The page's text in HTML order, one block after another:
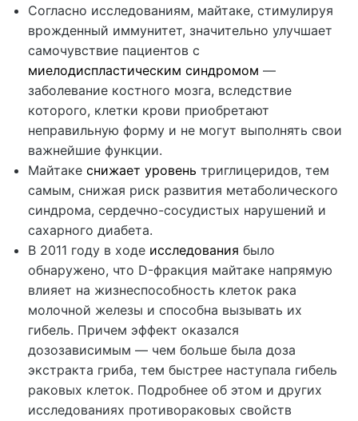
Согласно исследованиям, майтаке, стимулируя
врожденный иммунитет, значительно улучшает
самочувствие пациентов с
миелодиспластическим синдромом —
заболевание костного мозга, вследствие
которого, клетки крови приобретают
неправильную форму и не могут выполнять свои
важнейшие функции.
Майтаке снижает уровень триглицеридов, тем
самым, снижая риск развития метаболического
синдрома, сердечно-сосудистых нарушений и
сахарного диабета.
В 2011 году в ходе исследования было
обнаружено, что D-фракция майтаке напрямую
влияет на жизнеспособность клеток рака
молочной железы и способна вызывать их
гибель. Причем эффект оказался
дозозависимым — чем больше была доза
экстракта гриба, тем быстрее наступала гибель
раковых клеток. Подробнее об этом и других
исследованиях противораковых свойств